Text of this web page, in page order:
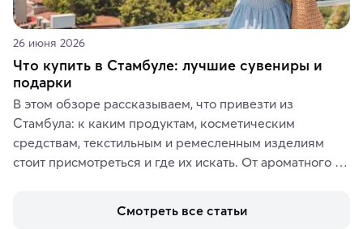
26 июня 2026
Что купить в Стамбуле: лучшие сувениры и
подарки
В этом обзоре рассказываем, что привезти из
Стамбула: к каким продуктам, косметическим
средствам, текстильным и ремесленным изделиям
стоит присмотреться и где их искать. От ароматного
аутентичных лавках — в подарок близким или себе на
Смотреть все статьи